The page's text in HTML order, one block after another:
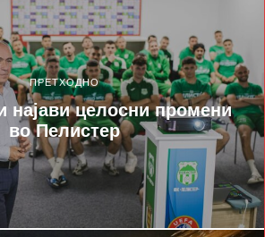
ПРЕТХОДНО
најави целосни промени
во Пелистер